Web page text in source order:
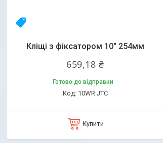
Кліщі з фіксатором 10" 254мм
659,18 ₴
Готово до відправки
10WR JTC
Купити